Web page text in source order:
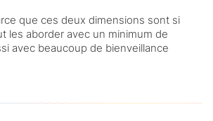
que ces deux dimensions sont si
les aborder avec un minimum de
avec beaucoup de bienveillance